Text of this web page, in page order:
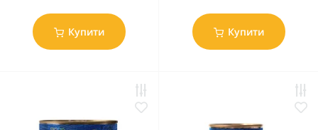
Купити Купити